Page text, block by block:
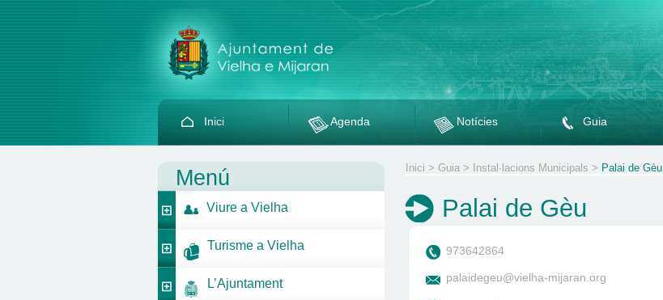
Inici Agenda Notícies Guia
Menú
Viure a Vielha
Turisme a Vielha
L’Ajuntament
Inici > Guia > Instal·lacions Municipals > Palai de Gèu
Palai de Gèu
973642864
palaidegeu@vielha-mijaran.org